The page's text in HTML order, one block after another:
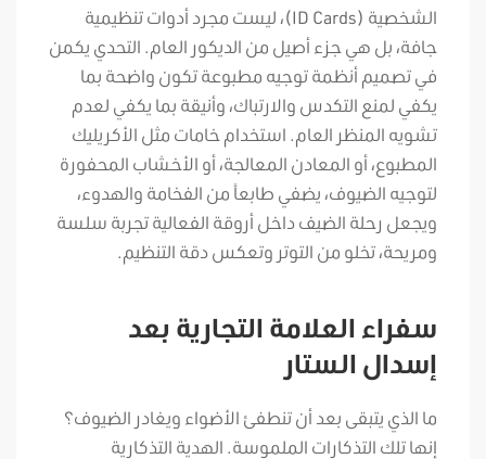
الشخصية (ID Cards)، ليست مجرد أدوات تنظيمية
جافة، بل هي جزء أصيل من الديكور العام. التحدي يكمن
في تصميم أنظمة توجيه مطبوعة تكون واضحة بما
يكفي لمنع التكدس والارتباك، وأنيقة بما يكفي لعدم
تشويه المنظر العام. استخدام خامات مثل الأكريليك
المطبوع، أو المعادن المعالجة، أو الأخشاب المحفورة
لتوجيه الضيوف، يضفي طابعاً من الفخامة والهدوء،
ويجعل رحلة الضيف داخل أروقة الفعالية تجربة سلسة
ومريحة، تخلو من التوتر وتعكس دقة التنظيم.
سفراء العلامة التجارية بعد
إسدال الستار
ما الذي يتبقى بعد أن تنطفئ الأضواء ويغادر الضيوف؟
إنها تلك التذكارات الملموسة. الهدية التذكارية